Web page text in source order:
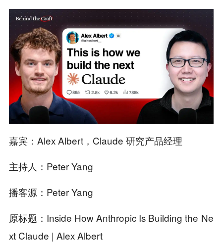
嘉宾： Alex Albert，Claude 研究产品经理
主持人： Peter Yang
播客源： Peter Yang
原标题： Inside How Anthropic Is Building the Ne
xt Claude | Alex Albert